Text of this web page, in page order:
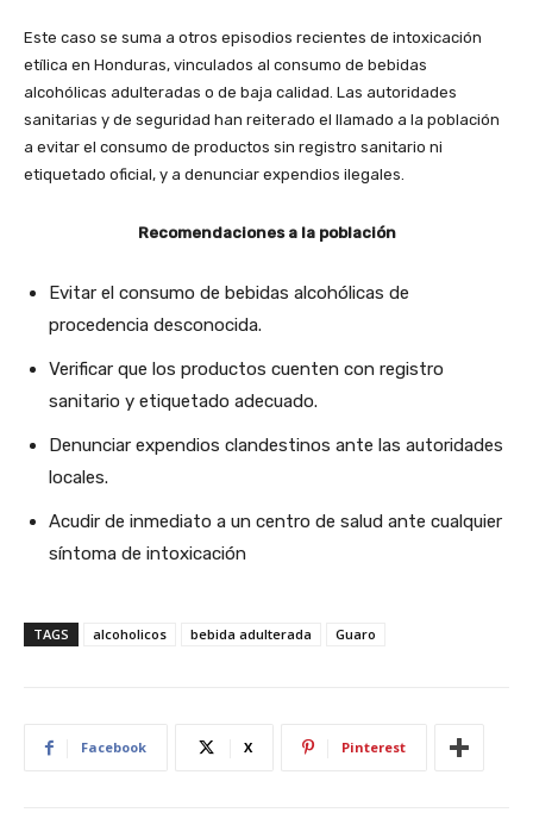
Este caso se suma a otros episodios recientes de intoxicación
etílica en Honduras, vinculados al consumo de bebidas
alcohólicas adulteradas o de baja calidad. Las autoridades
sanitarias y de seguridad han reiterado el llamado a la población
a evitar el consumo de productos sin registro sanitario ni
etiquetado oficial, y a denunciar expendios ilegales.
Recomendaciones a la población
Evitar el consumo de bebidas alcohólicas de
procedencia desconocida.
Verificar que los productos cuenten con registro
sanitario y etiquetado adecuado.
Denunciar expendios clandestinos ante las autoridades
locales.
Acudir de inmediato a un centro de salud ante cualquier
síntoma de intoxicación
TAGS alcoholicos bebida adulterada Guaro
Facebook X Pinterest